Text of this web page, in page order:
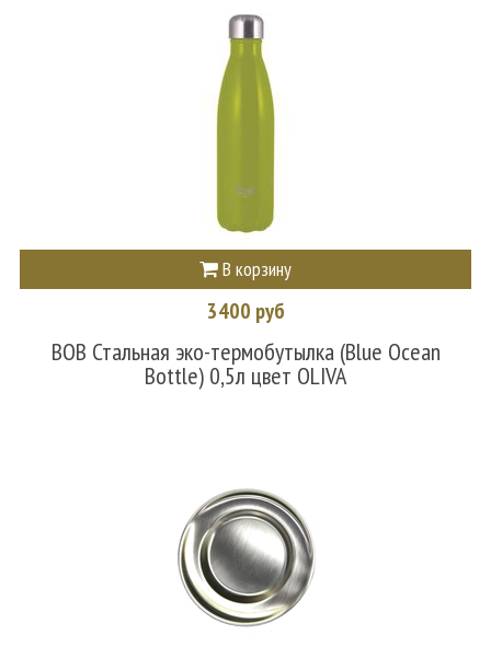
В корзину
3400 руб
BOB Стальная эко-термобутылка (Blue Ocean
Bottle) 0,5л цвет OLIVA